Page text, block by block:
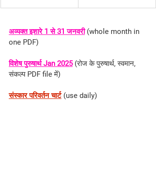
अव्यक्त इशारे 1 से 31 जनवरी (whole month in
one PDF)
विशेष पुरुषार्थ Jan 2025 (रोज के पुरुषार्थ, स्वमान,
संकल्प PDF file में)
संस्कार परिवर्तन चार्ट (use daily)